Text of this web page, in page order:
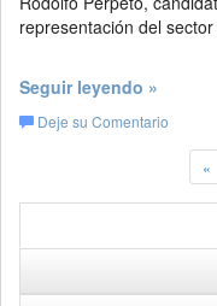
representación del
Seguir leyendo »
Deje su Comentario
«